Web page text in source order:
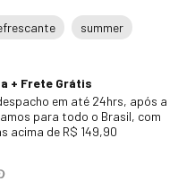
summer
+ Frete Grátis
em até 24hrs, após a
para todo o Brasil, com
acima de R$ 149,90